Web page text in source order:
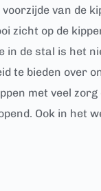
voorzijde van de
zicht op de
in de stal is het
te bieden over
met veel
Ook in het